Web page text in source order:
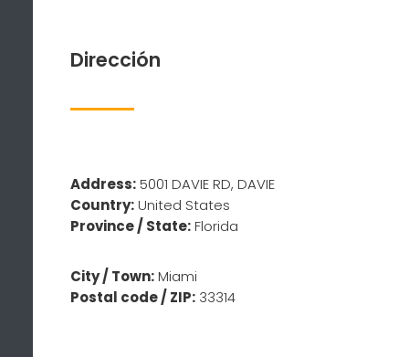
Dirección
Address:5001 DAVIE RD, DAVIE
Country:United States
Province / State:Florida
City / Town:Miami
Postal code / ZIP: 33314